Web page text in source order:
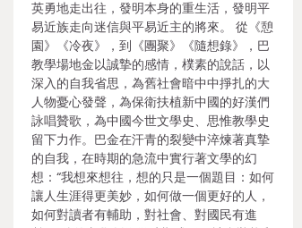
英勇地走出往，發明本身的重生活，發明平
易近族走向迷信與平易近主的將來。 從《憩
園》《冷夜》，到《團聚》《隨想錄》，巴
教學場地金以誠摯的感情，樸素的說話，以
深入的自我省思，為舊社會暗中中掙扎的大
人物憂心發聲，為保衛扶植新中國的好漢們
詠唱贊歌，為中國今世文學史、思惟教學史
留下力作。巴金在汗青的裂變中淬煉著真摯
的自我，在時期的急流中實行著文學的幻
想：“我想來想往，想的只是一個題目：如何
讓人生涯得更美妙，如何做一個更好的人，
如何對讀者有輔助，對社會、對國民有進